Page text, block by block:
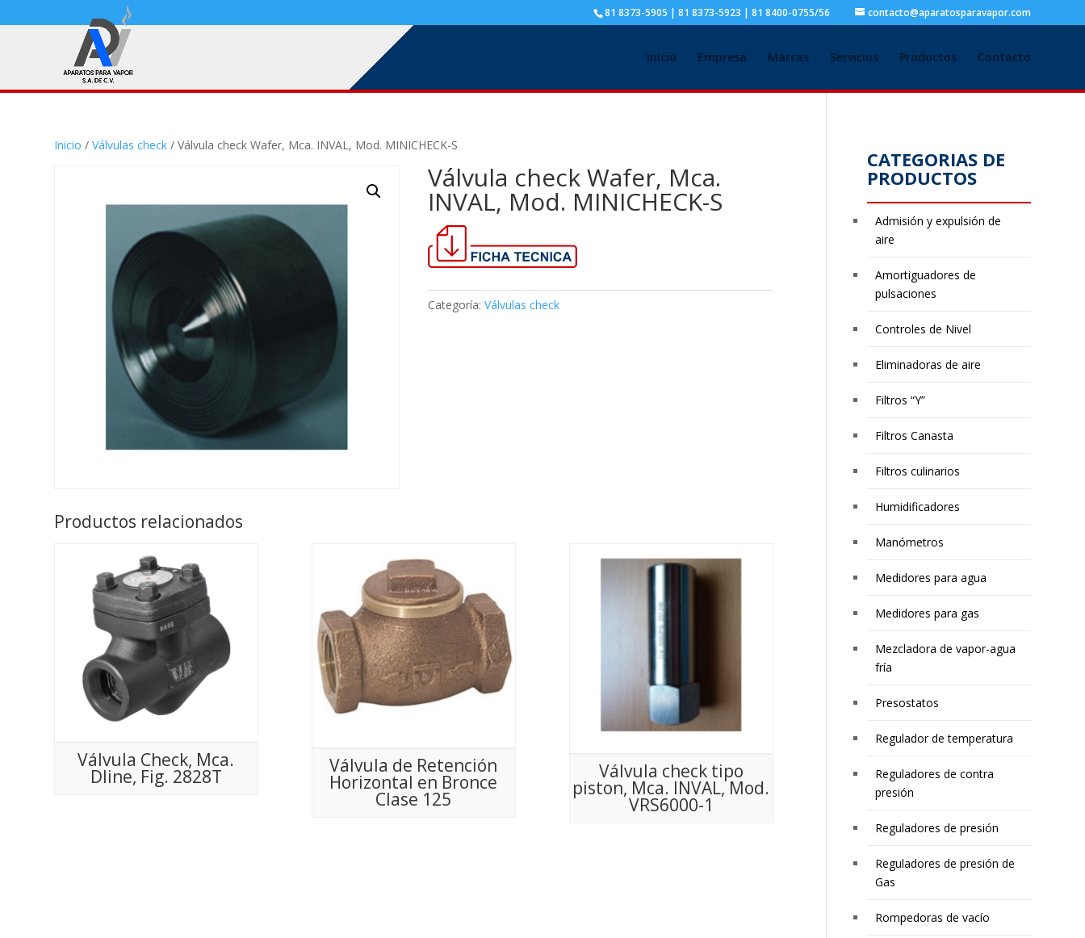
81 8373-5905 | 81 8373-5923 | 81 8400-0755/56 contacto@aparatosparavapor.com
Inicio Empresa Marcas Servicios Productos Contacto
Inicio /Válvulas check / Válvula check Wafer, Mca. INVAL, Mod. MINICHECK-S
Válvula check Wafer, Mca.
INVAL, Mod. MINICHECK-S
Categoría:Válvulas check
Productos relacionados
Válvula Check, Mca.
Dline, Fig. 2828T Válvula de Retención
Horizontal en Bronce
Clase 125
Válvula check tipo
piston, Mca. INVAL, Mod.
VRS6000-1
CATEGORIAS DE
PRODUCTOS
Admisión y expulsión de
aire
Amortiguadores de
pulsaciones
Controles de Nivel
Eliminadoras de aire
Filtros “Y”
Filtros Canasta
Filtros culinarios
Humidificadores
Manómetros
Medidores para agua
Medidores para gas
Mezcladora de vapor-agua
fría
Presostatos
Regulador de temperatura
Reguladores de contra
presión
Reguladores de presión
Reguladores de presión de
Gas
Rompedoras de vacío